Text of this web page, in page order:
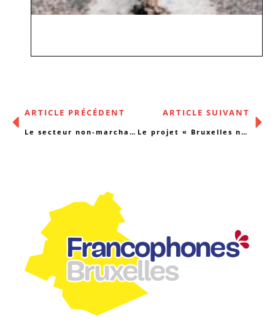
ARTICLE PRÉCÉDENT
Le secteur non-marchand sous tension
ARTICLE SUIVANT
Le projet « Bruxelles numérique » du gouvernement Vervoort mettra en difficulté un Bruxellois sur deux